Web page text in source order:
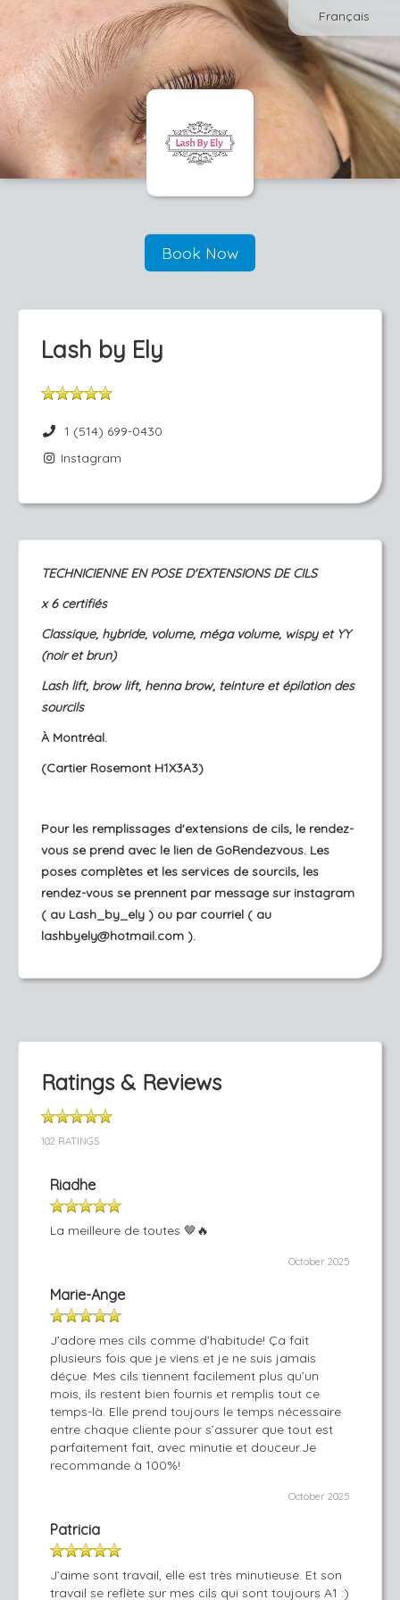
Français
Book Now
Lash by Ely
1 (514) 699-0430
Instagram
TECHNICIENNE EN POSE D'EXTENSIONS DE CILS
x 6 certifiés
Classique, hybride, volume, méga volume, wispy et YY
(noir et brun)
Lash lift, brow lift, henna brow, teinture et épilation des
sourcils
À Montréal.
(Cartier Rosemont H1X3A3)
Pour les remplissages d'extensions de cils, le rendez-
vous se prend avec le lien de GoRendezvous. Les
poses complètes et les services de sourcils, les
rendez-vous se prennent par message sur instagram
( au Lash_by_ely ) ou par courriel ( au
lashbyely@hotmail.com ).
Ratings & Reviews
102 RATINGS
Riadhe
La meilleure de toutes 🤎🔥
October 2025
Marie-Ange
J’adore mes cils comme d’habitude! Ça fait
plusieurs fois que je viens et je ne suis jamais
déçue. Mes cils tiennent facilement plus qu’un
mois, ils restent bien fournis et remplis tout ce
temps-là. Elle prend toujours le temps nécessaire
entre chaque cliente pour s’assurer que tout est
parfaitement fait, avec minutie et douceur.Je
recommande à 100%!
October 2025
Patricia
J’aime sont travail, elle est très minutieuse. Et son
travail se reflète sur mes cils qui sont toujours A1 :)